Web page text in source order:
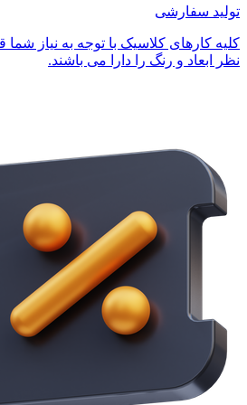
تولید سفارشی
کلیه کارهای کلاسیک با توجه به نیاز
نظر ابعاد و رنگ را دارا می باشند.